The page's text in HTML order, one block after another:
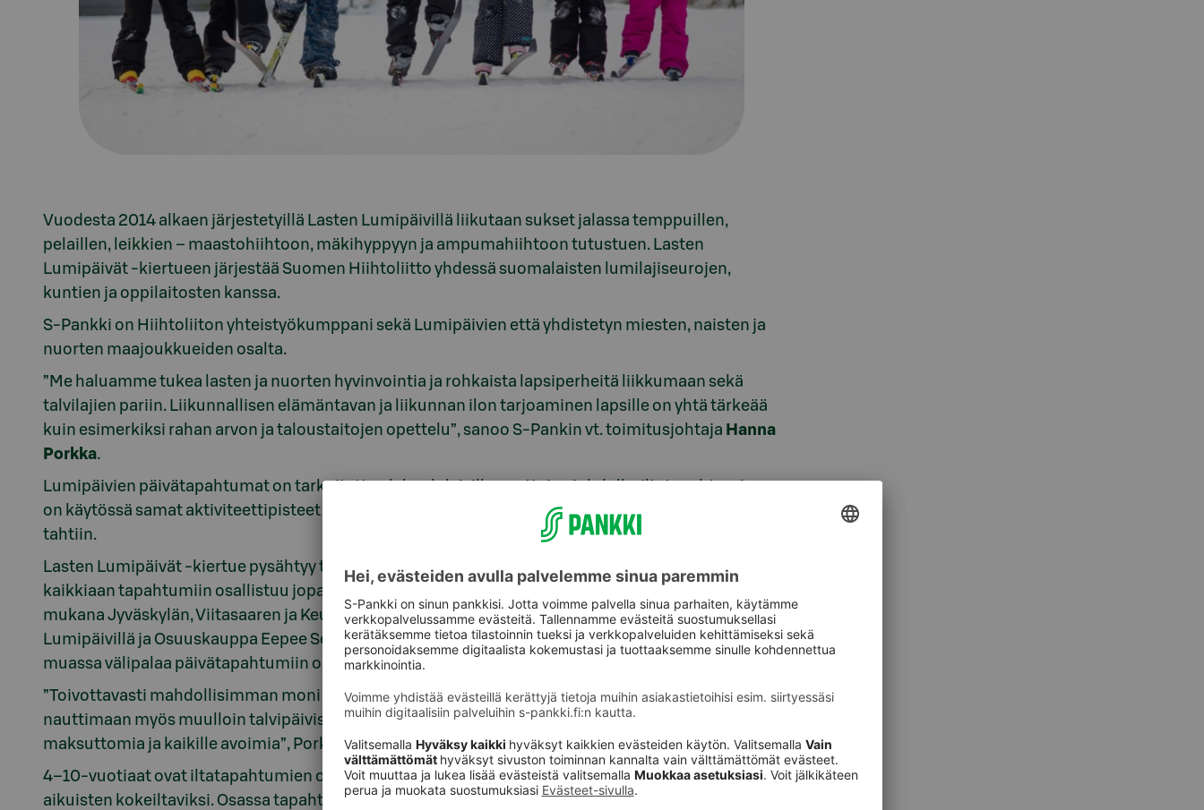
Vuodesta 2014 alkaen järjestetyillä Lasten Lumipäivillä liikutaan sukset jalassa temppuillen,
pelaillen, leikkien – maastohiihtoon, mäkihyppyyn ja ampumahiihtoon tutustuen. Lasten
Lumipäivät -kiertueen järjestää Suomen Hiihtoliitto yhdessä suomalaisten lumilajiseurojen,
kuntien ja oppilaitosten kanssa.
S-Pankki on Hiihtoliiton yhteistyökumppani sekä Lumipäivien että yhdistetyn miesten, naisten ja
nuorten maajoukkueiden osalta.
”Me haluamme tukea lasten ja nuorten hyvinvointia ja rohkaista lapsiperheitä liikkumaan sekä
talvilajien pariin. Liikunnallisen elämäntavan ja liikunnan ilon tarjoaminen lapsille on yhtä tärkeää
kuin esimerkiksi rahan arvon ja taloustaitojen opettelu”, sanoo S-Pankin vt. toimitusjohtaja Hanna
Porkka.
Lumipäivien päivätapahtumat on tarkoitettu alakoululaisille opettajan johdolla. Iltatapahtumissa
on käytössä samat aktiviteettipisteet kuin päivällä, ja perheet pääsevät tutustumaan niihin omaan
tahtiin.
Lasten Lumipäivät -kiertue pysähtyy talven aikana yli 20 paikkakunnalla ympäri Suomen ja
kaikkiaan tapahtumiin osallistuu jopa 10 000 lasta ja 1 500 perhettä. Osuuskauppa Keskimaa on
mukana Jyväskylän, Viitasaaren ja Keuruun tapahtumissa, Osuuskauppa Varuboden-Osla Porvoon
Lumipäivillä ja Osuuskauppa Eepee Seinäjoen tapahtumassa. Osuuskaupat tarjoavat muun
muassa välipalaa päivätapahtumiin osallistuville lapsille.
”Toivottavasti mahdollisimman moni innostuu kokeilemaan erilaisia talvilajeja Lumipäivillä ja
nauttimaan myös muulloin talvipäivistä raikkaassa ulkoilmassa. Lumipäivien iltatapahtumat ovat
maksuttomia ja kaikille avoimia”, Porkka kertoo.
4–10-vuotiaat ovat iltatapahtumien otollisinta kohderyhmää, mutta rastipisteet soveltuvat myös
aikuisten kokeiltaviksi. Osassa tapahtumista on lainattavissa rajallinen määrä minisuksia, mutta